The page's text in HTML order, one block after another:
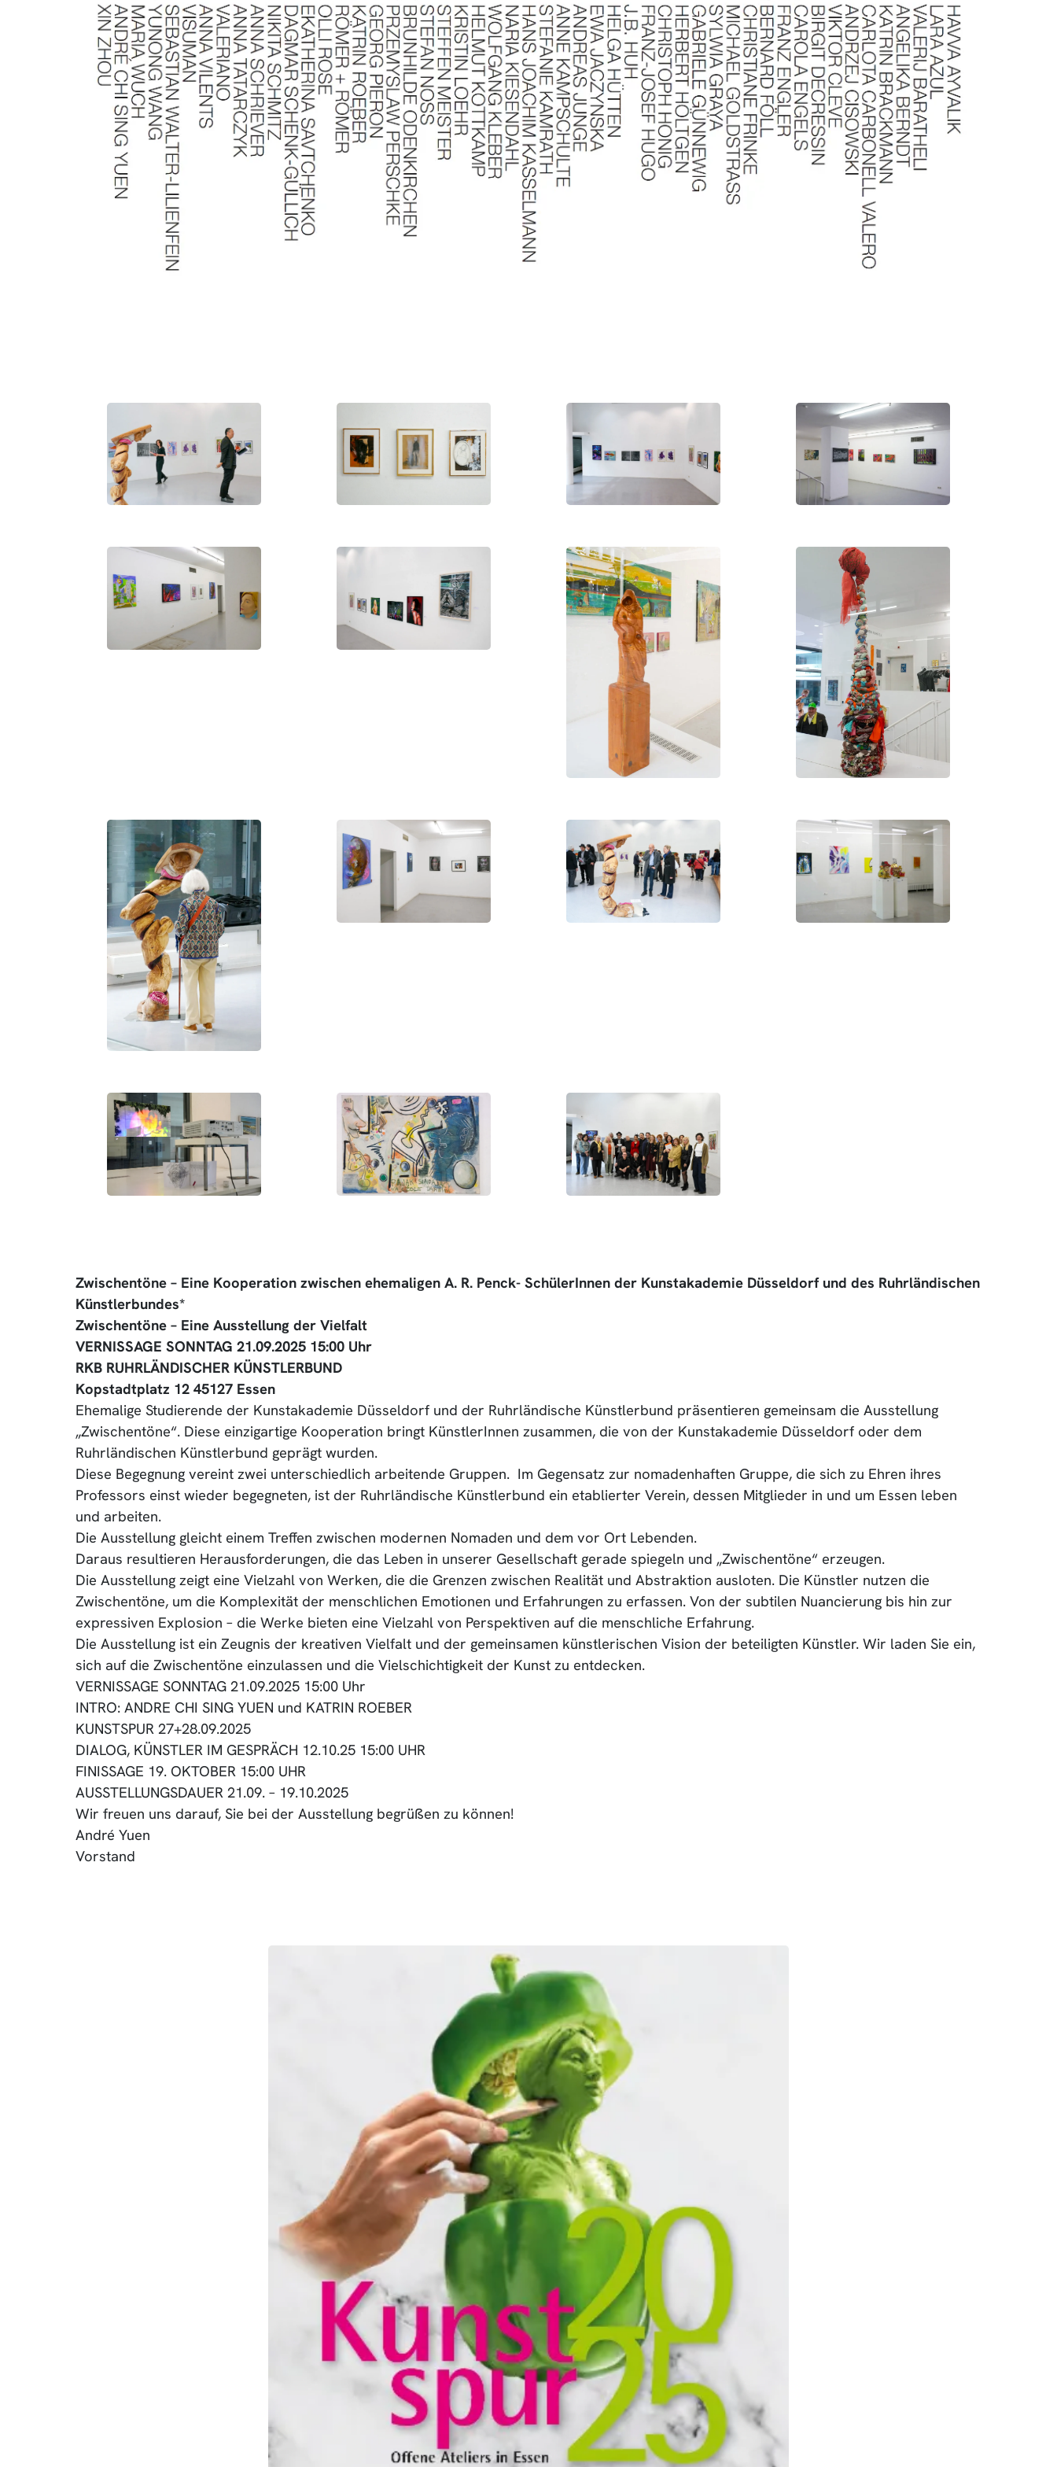
Zwischentöne – Eine Kooperation zwischen ehemaligen A. R. Penck- SchülerInnen der Kunstakademie Düsseldorf und des Ruhrländischen
Künstlerbundes*
Zwischentöne – Eine Ausstellung der Vielfalt
VERNISSAGE SONNTAG 21.09.2025 15:00 Uhr
RKB RUHRLÄNDISCHER KÜNSTLERBUND
Kopstadtplatz 12 45127 Essen
Ehemalige Studierende der Kunstakademie Düsseldorf und der Ruhrländische Künstlerbund präsentieren gemeinsam die Ausstellung
„Zwischentöne“. Diese einzigartige Kooperation bringt KünstlerInnen zusammen, die von der Kunstakademie Düsseldorf oder dem
Ruhrländischen Künstlerbund geprägt wurden.
Diese Begegnung vereint zwei unterschiedlich arbeitende Gruppen. Im Gegensatz zur nomadenhaften Gruppe, die sich zu Ehren ihres
Professors einst wieder begegneten, ist der Ruhrländische Künstlerbund ein etablierter Verein, dessen Mitglieder in und um Essen leben
und arbeiten.
Die Ausstellung gleicht einem Treffen zwischen modernen Nomaden und dem vor Ort Lebenden.
Daraus resultieren Herausforderungen, die das Leben in unserer Gesellschaft gerade spiegeln und „Zwischentöne“ erzeugen.
Die Ausstellung zeigt eine Vielzahl von Werken, die die Grenzen zwischen Realität und Abstraktion ausloten. Die Künstler nutzen die
Zwischentöne, um die Komplexität der menschlichen Emotionen und Erfahrungen zu erfassen. Von der subtilen Nuancierung bis hin zur
expressiven Explosion – die Werke bieten eine Vielzahl von Perspektiven auf die menschliche Erfahrung.
Die Ausstellung ist ein Zeugnis der kreativen Vielfalt und der gemeinsamen künstlerischen Vision der beteiligten Künstler. Wir laden Sie ein,
sich auf die Zwischentöne einzulassen und die Vielschichtigkeit der Kunst zu entdecken.
VERNISSAGE SONNTAG 21.09.2025 15:00 Uhr
INTRO: ANDRE CHI SING YUEN und KATRIN ROEBER
KUNSTSPUR 27+28.09.2025
DIALOG, KÜNSTLER IM GESPRÄCH 12.10.25 15:00 UHR
FINISSAGE 19. OKTOBER 15:00 UHR
AUSSTELLUNGSDAUER 21.09. – 19.10.2025
Wir freuen uns darauf, Sie bei der Ausstellung begrüßen zu können!
André Yuen
Vorstand